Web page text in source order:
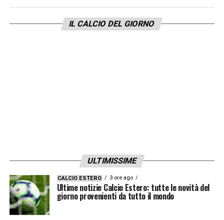
social – SCORRI LA GALLERY
Donnarumma torna Paperumma sui
social – SCORRI LA GALLERY
IL CALCIO DEL GIORNO
ULTIMISSIME
CALCIO ESTERO 3 ore ago
Ultime notizie Calcio Estero: tutte le novità del
giorno provenienti da tutto il mondo